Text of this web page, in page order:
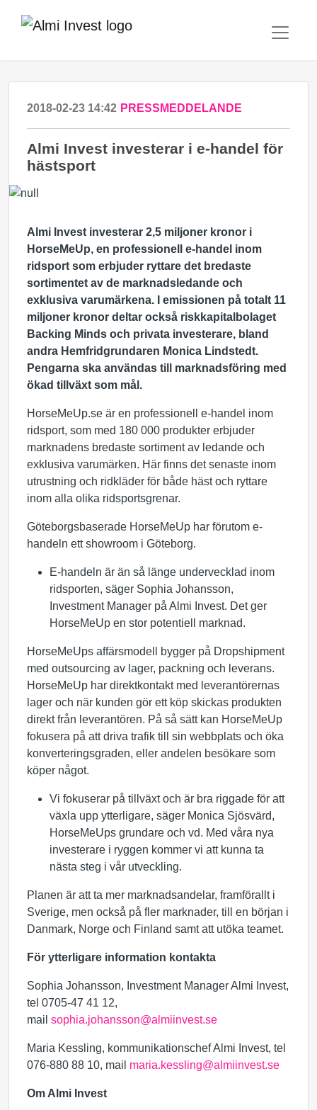
2018-02-23 14:42 PRESSMEDDELANDE
Almi Invest investerar i e-handel för
hästsport
Almi Invest investerar 2,5 miljoner kronor i
HorseMeUp, en professionell e-handel inom
ridsport som erbjuder ryttare det bredaste
sortimentet av de marknadsledande och
exklusiva varumärkena. I emissionen på totalt 11
miljoner kronor deltar också riskkapitalbolaget
Backing Minds och privata investerare, bland
andra Hemfridgrundaren Monica Lindstedt.
Pengarna ska användas till marknadsföring med
ökad tillväxt som mål.
HorseMeUp.se är en professionell e-handel inom
ridsport, som med 180 000 produkter erbjuder
marknadens bredaste sortiment av ledande och
exklusiva varumärken. Här finns det senaste inom
utrustning och ridkläder för både häst och ryttare
inom alla olika ridsportsgrenar.
Göteborgsbaserade HorseMeUp har förutom e-
handeln ett showroom i Göteborg.
E-handeln är än så länge undervecklad inom
ridsporten, säger Sophia Johansson,
Investment Manager på Almi Invest. Det ger
HorseMeUp en stor potentiell marknad.
HorseMeUps affärsmodell bygger på Dropshipment
med outsourcing av lager, packning och leverans.
HorseMeUp har direktkontakt med leverantörernas
lager och när kunden gör ett köp skickas produkten
direkt från leverantören. På så sätt kan HorseMeUp
fokusera på att driva trafik till sin webbplats och öka
konverteringsgraden, eller andelen besökare som
köper något.
Vi fokuserar på tillväxt och är bra riggade för att
växla upp ytterligare, säger Monica Sjösvärd,
HorseMeUps grundare och vd. Med våra nya
investerare i ryggen kommer vi att kunna ta
nästa steg i vår utveckling.
Planen är att ta mer marknadsandelar, framförallt i
Sverige, men också på fler marknader, till en början i
Danmark, Norge och Finland samt att utöka teamet.
För ytterligare information kontakta
Sophia Johansson, Investment Manager Almi Invest,
tel 0705-47 41 12,
mail sophia.johansson@almiinvest.se
Maria Kessling, kommunikationschef Almi Invest, tel
076-880 88 10, mail maria.kessling@almiinvest.se
Om Almi Invest